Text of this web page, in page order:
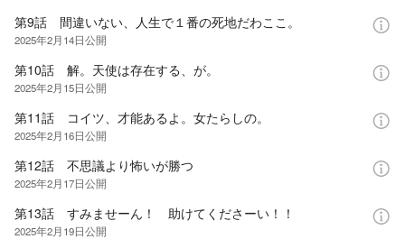
第9話 間違いない、人生で１番の死地だわここ。
2025年2月14日公開
第10話 解。天使は存在する、が。
2025年2月15日公開
第11話 コイツ、才能あるよ。女たらしの。
2025年2月16日公開
第12話 不思議より怖いが勝つ
2025年2月17日公開
第13話 すみませーん！ 助けてくださーい！！
2025年2月19日公開